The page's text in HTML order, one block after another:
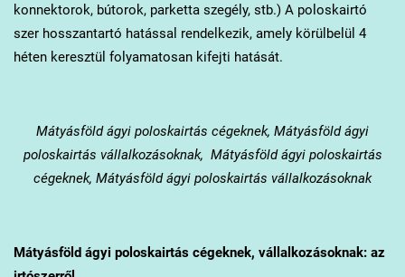
konnektorok, bútorok, parketta szegély, stb.) A poloskairtó
szer hosszantartó hatással rendelkezik, amely körülbelül 4
héten keresztül folyamatosan kifejti hatását.
Mátyásföldágyi poloskairtás cégeknek, Mátyásföld ágyi
poloskairtás vállalkozásoknak, Mátyásföld ágyi poloskairtás
cégeknek, Mátyásföld ágyi poloskairtás vállalkozásoknak
Mátyásföldágyi poloskairtás cégeknek, vállalkozásoknak: az